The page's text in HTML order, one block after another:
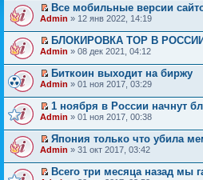
Все мобильные версии
Admin » 12 янв 2022, 14:19
БЛОКИРОВКА ТОР В
Admin » 08 дек 2021, 04:12
Биткоин выходит на биржу
Admin » 01 ноя 2017, 03:29
1 ноября в России начнут
Admin » 01 ноя 2017, 00:38
Япония только что убила
Admin » 31 окт 2017, 03:42
Всего три месяца назад мы